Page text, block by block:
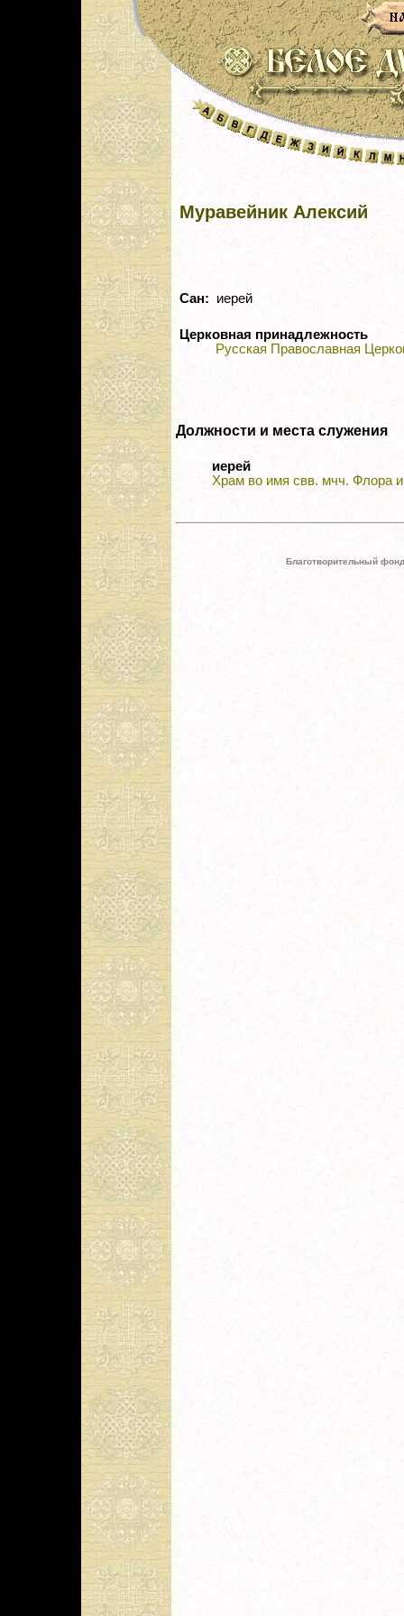
Муравейник Алексий
Сан: иерей
Церковная принадлежность
Русская Православная
Должности и места служения
иерей
Храм во имя свв. мчч. Флора
Благотворительный